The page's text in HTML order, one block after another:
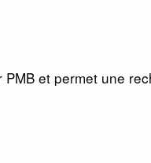
et permet une